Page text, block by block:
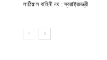
লাঠিয়াল বাহিনী নয় : স্বরাষ্ট্রমন্ত্রী